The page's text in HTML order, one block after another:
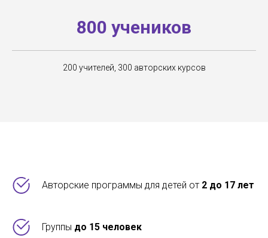
800 учеников
200 учителей, 300 авторских курсов
Авторские программы для детей от 2 до 17 лет
Группы до 15 человек